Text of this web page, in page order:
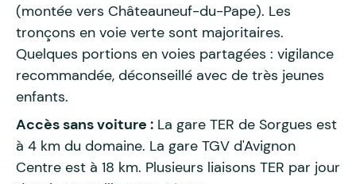
(montée vers Châteauneuf-du-Pape). Les
tronçons en voie verte sont majoritaires.
Quelques portions en voies partagées : vigilance
recommandée, déconseillé avec de très jeunes
enfants.
Accès sans voiture : La gare TER de Sorgues est
à 4 km du domaine. La gare TGV d'Avignon
Centre est à 18 km. Plusieurs liaisons TER par jour